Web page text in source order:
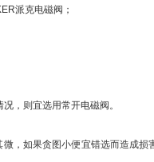
派克电磁阀；
，则宜选用常开电磁阀。
，如果贪图小便宜错选而造成损